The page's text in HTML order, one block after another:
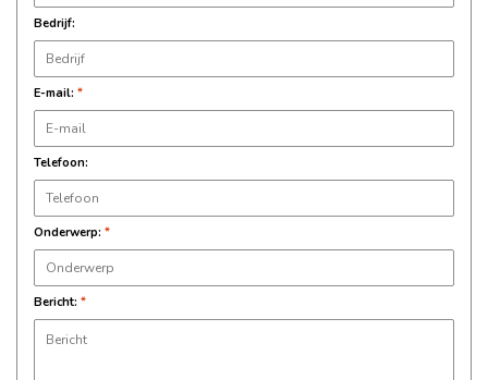
Bedrijf:
E-mail: *
Telefoon:
Onderwerp: *
Bericht: *